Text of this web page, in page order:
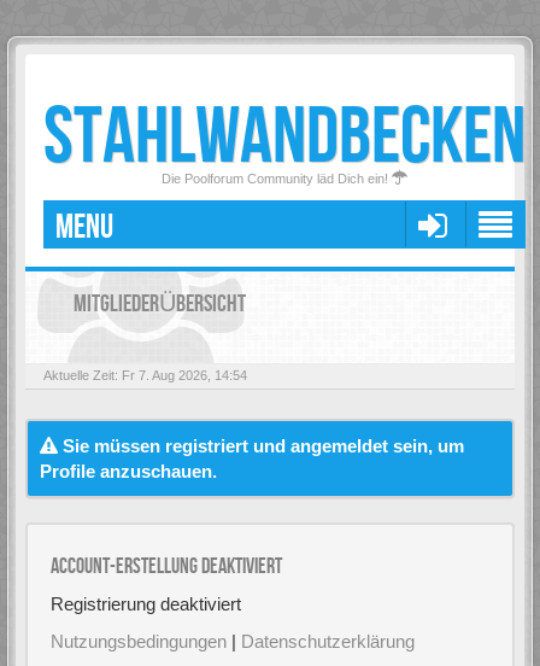
STAHLWANDBECKEN
Die Poolforum Community läd Dich ein!
MENU
MITGLIEDERÜBERSICHT
Aktuelle Zeit: Fr 7. Aug 2026, 14:54
Sie müssen registriert und angemeldet sein, um
Profile anzuschauen.
Account-Erstellung deaktiviert
Registrierung deaktiviert
Nutzungsbedingungen | Datenschutzerklärung